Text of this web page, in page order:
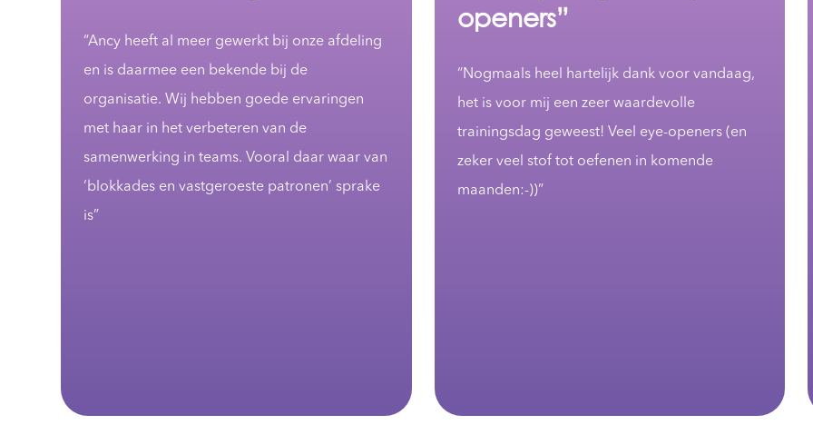
“Nogmaals heel hartelijk dank voor vandaag,
het is voor mij een zeer waardevolle
trainingsdag geweest! Veel eye-openers (en
zeker veel stof tot oefenen in komende
maanden:-))”
en vind je een geweldige trainer! Ik heb het
voordeel gehad dat ik dat zowel als
deelnemer en als “opdrachtgever” heb
mogen ervaren. Als ik in de toekomst een
training nodig heb voor wat dan ook ben jij